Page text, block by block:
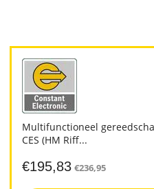
Multifunctioneel
CES (HM Riff...
€195,83 €236,95